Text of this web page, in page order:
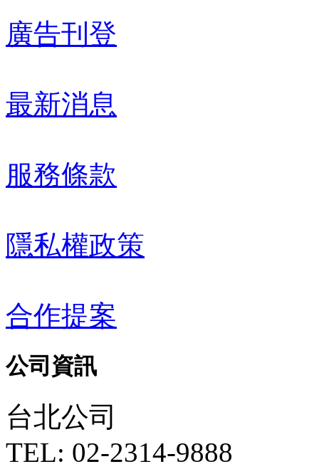
廣告刊登
最新消息
服務條款
隱私權政策
合作提案
公司資訊
台北公司
TEL: 02-2314-9888